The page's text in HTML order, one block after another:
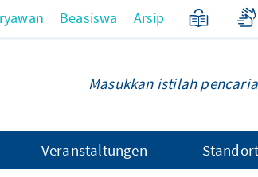
Beasiswa Arsip
Veranstaltungen